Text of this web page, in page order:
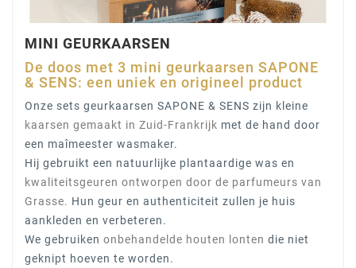
MINI GEURKAARSEN
De doos met 3 mini geurkaarsen SAPONE
& SENS: een uniek en origineel product
Onze sets geurkaarsen SAPONE & SENS zijn kleine
kaarsen gemaakt in Zuid-Frankrijk met de hand door
een maîmeester wasmaker.
Hij gebruikt een natuurlijke plantaardige was en
kwaliteitsgeuren ontworpen door de parfumeurs van
Grasse. Hun geur en authenticiteit zullen je huis
aankleden en verbeteren.
We gebruiken onbehandelde houten lonten die niet
geknipt hoeven te worden.